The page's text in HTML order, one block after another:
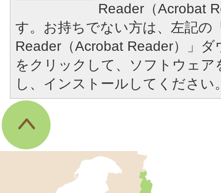
Reader（Acrobat
す。お持ちでない方は、左記の
Reader（Acrobat Reader）」
をクリックして、ソフトウェア
し、インストールしてください